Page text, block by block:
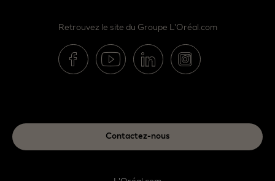
Retrouvez le site du Groupe L'Oréal.com
Contactez-nous